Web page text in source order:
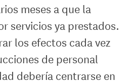
meses a que la
servicios ya prestados.
los efectos cada vez
de personal
debería centrarse en